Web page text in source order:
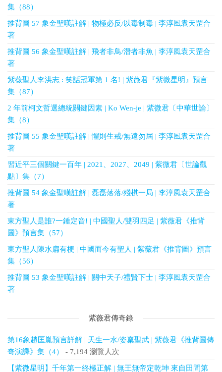
集（88）
推背圖 57 象金聖嘆註解 | 物極必反/以毒制毒 | 李淳風袁天罡合
著
推背圖 56 象金聖嘆註解 | 飛者非鳥/潛者非魚 | 李淳風袁天罡合
著
紫薇聖人李洪志 : 笑話冠軍第 1 名! | 紫薇君『紫微星明』預言
集（87）
2 年前柯文哲選總統關鍵因素 | Ko Wen-je | 紫微君〔中華世論〕
集（8）
推背圖 55 象金聖嘆註解 | 懼則生戒/無遠勿屆 | 李淳風袁天罡合
著
習近平三個關鍵一百年 | 2021、2027、2049 | 紫微君〔世論觀
點〕集（7）
推背圖 54 象金聖嘆註解 | 磊磊落落/殘棋一局 | 李淳風袁天罡合
著
東方聖人是誰?一錘定音! | 中國聖人/雙羽四足 | 紫薇君《推背
圖》預言集（57）
東方聖人陳水扁有梗 | 中國而今有聖人 | 紫薇君《推背圖》預言
集（56）
推背圖 53 象金聖嘆註解 | 關中天子/禮賢下士 | 李淳風袁天罡合
著
紫薇君傳奇錄
第16象趙匡胤預言詳解 | 天生一水/姿稟聖武 | 紫薇君《推背圖傳
奇演譯》集（4）
- 7,194 瀏覽人次
【紫微星明】千年第一終極正解 | 無王無帝定乾坤 來自田間第